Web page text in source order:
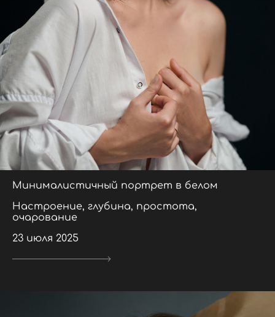
Минималистичный портрет в белом
Настроение, глубина, простота,
очарование
23 июля 2025